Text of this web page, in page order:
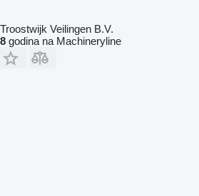
Troostwijk Veilingen B.V.
8 godina na Machineryline